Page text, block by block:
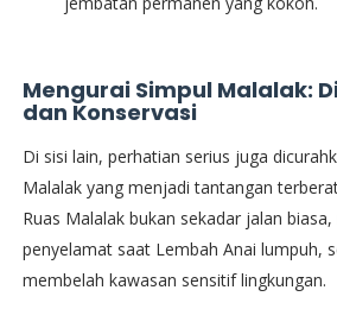
Mengurai Simpul Malalak:
dan Konservasi
​Di sisi lain, perhatian serius juga
Malalak yang menjadi tantangan
Ruas Malalak bukan sekadar jalan
penyelamat saat Lembah Anai lumpuh,
membelah kawasan sensitif lingkungan.